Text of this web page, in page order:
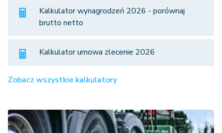
Kalkulator wynagrodzeń 2026 - porównaj
brutto netto
Kalkulator umowa zlecenie 2026
Zobacz wszystkie kalkulatory